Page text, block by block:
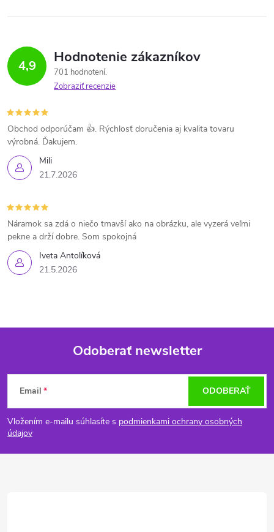
4,9 Hodnotenie zákazníkov
701 hodnotení
Zobraziť recenzie
Mili
21.7.2026
Obchod odporúčam 👍. Rýchlosť doručenia aj kvalita tovaru
výrobná. Ďakujem.
Iveta Antolíková
21.5.2026
Náramok sa zdá o niečo tmavší ako na obrázku, ale vyzerá veľmi
pekne a drží dobre. Som spokojná
Z
á
p
Odoberať newsletter
Email
Vložením e-mailu súhlasíte s podmienkami ochrany osobných
údajov
ODOBERAŤ